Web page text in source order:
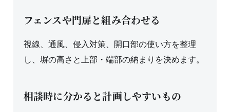
フェンスや門扉と組み合わせる
視線、通風、侵入対策、開口部の使い方を整理
し、塀の高さと上部・端部の納まりを決めます。
相談時に分かると計画しやすいもの